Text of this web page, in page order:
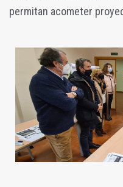
permitan acometer